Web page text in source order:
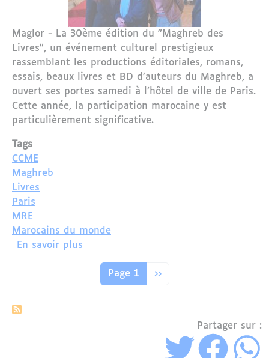
Maglor - La 30ème édition du "Maghreb des
Livres", un événement culturel prestigieux
rassemblant les productions éditoriales, romans,
essais, beaux livres et BD d’auteurs du Maghreb, a
ouvert ses portes samedi à l’hôtel de ville de Paris.
Cette année, la participation marocaine y est
particulièrement significative.
Tags
CCME
Maghreb
Livres
Paris
MRE
Marocains du monde
En savoir plus
Page 1 Page suivante
››
Partager sur :